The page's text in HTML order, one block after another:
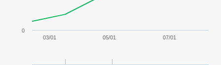
03/01 05/01 07/01
0